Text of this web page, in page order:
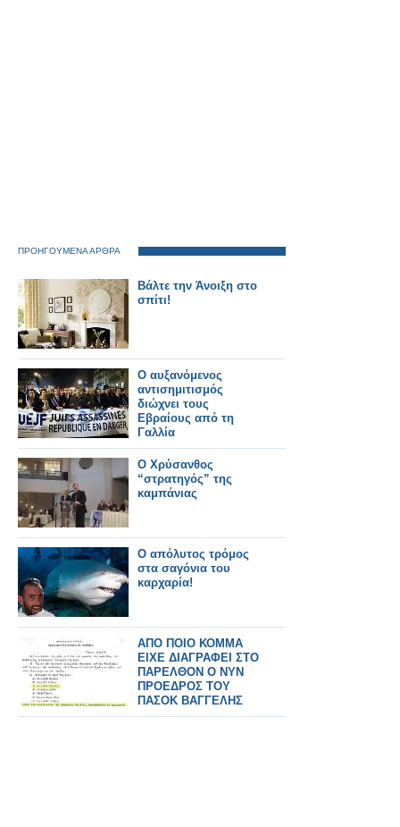
ΠΡΟΗΓΟΥΜΕΝΑ ΑΡΘΡΑ
Βάλτε την Άνοιξη στο
σπίτι!
O αυξανόμενος
αντισημιτισμός
διώχνει τους
Εβραίους από τη
Γαλλία
Ο Χρύσανθος
“στρατηγός” της
καμπάνιας
Ο απόλυτος τρόμος
στα σαγόνια του
καρχαρία!
ΑΠΟ ΠΟΙΟ ΚΟΜΜΑ
ΕΙΧΕ ΔΙΑΓΡΑΦΕΙ ΣΤΟ
ΠΑΡΕΛΘΟΝ Ο ΝΥΝ
ΠΡΟΕΔΡΟΣ ΤΟΥ
ΠΑΣΟΚ ΒΑΓΓΕΛΗΣ
ΒΕΝΙΖΕΛΟΣ;